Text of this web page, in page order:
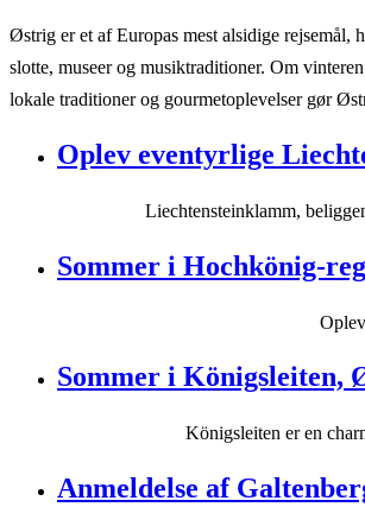
Østrig er et af Europas mest alsidige rejsemål,
slotte, museer og musiktraditioner. Om
lokale traditioner og gourmetoplevelser gør
Oplev eventyrlige
Liechtensteinklamm,
Sommer i Hochkönig-
Sommer i Königsleiten,
Königsleiten er en
Anmeldelse af